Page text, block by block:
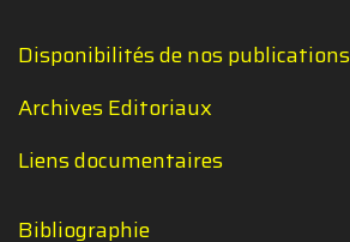
Disponibilités de nos publications
Archives Editoriaux
Liens documentaires
Bibliographie